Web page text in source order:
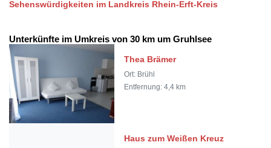
Sehenswürdigkeiten im Landkreis Rhein-Erft-Kreis
Unterkünfte im Umkreis von 30 km um Gruhlsee
Thea Brämer
Ort: Brühl
Entfernung: 4,4 km
Haus zum Weißen Kreuz